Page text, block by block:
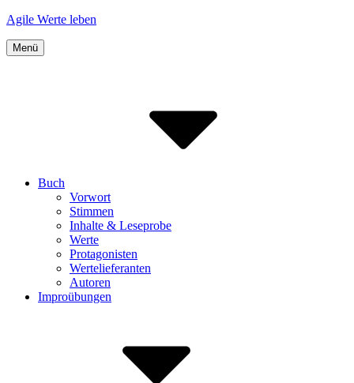
Inhalte
Agile Werte leben
Menü
Buch
Vorwort
Stimmen
Inhalte & Leseprobe
Werte
Protagonisten
Wertelieferanten
Autoren
Improübungen